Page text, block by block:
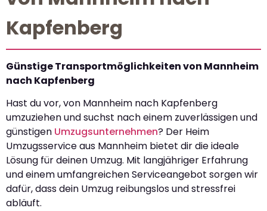
Kapfenberg
Günstige Transportmöglichkeiten von Mannheim
nach Kapfenberg
Hast du vor, von Mannheim nach Kapfenberg
umzuziehen und suchst nach einem zuverlässigen und
günstigen Umzugsunternehmen? Der Heim
Umzugsservice aus Mannheim bietet dir die ideale
Lösung für deinen Umzug. Mit langjähriger Erfahrung
und einem umfangreichen Serviceangebot sorgen wir
dafür, dass dein Umzug reibungslos und stressfrei
abläuft.